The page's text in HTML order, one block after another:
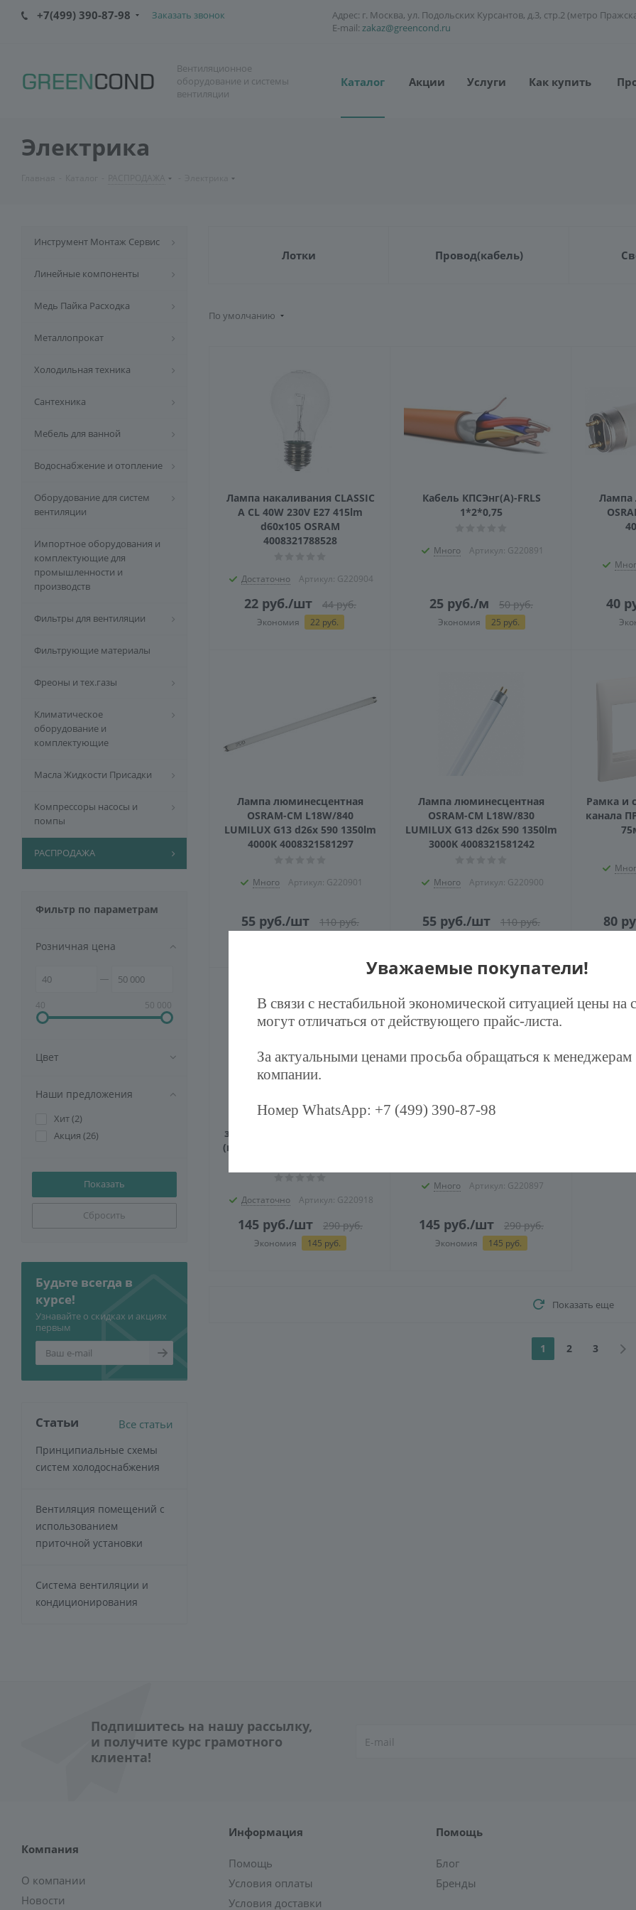
+7(499) 390-87-98 Заказать звонок
Адрес: г. Москва, ул. Подольских Курсантов, д.3, стр.2 (метро
E-mail: zakaz@greencond.ru
Вентиляционное
оборудование и системы
вентиляции
Каталог Акции Услуги Как купить
Электрика
Лотки Провод(кабель)
По умолчанию
Лампа накаливания CLASSIC
A CL 40W 230V E27 415lm
d60x105 OSRAM
4008321788528
Достаточно Артикул: G220904
22 руб./шт 44руб.
Экономия 22 руб.
Кабель КПСЭнг(А)-FRLS
1*2*0,75
Много Артикул: G220891
25 руб./м 50руб.
Экономия 25 руб.
Лампа
40
Лампа люминесцентная
OSRAM-CM L18W/840
LUMILUX G13 d26x 590 1350lm
4000K 4008321581297
Много Артикул: G220901
55 руб./шт 110руб.
Лампа люминесцентная
OSRAM-CM L18W/830
LUMILUX G13 d26x 590 1350lm
3000K 4008321581242
Много Артикул: G220900
55 руб./шт 110руб.
Рамка и
канала
80
Розетка РКС-20-30-П-К с
заземляющим контактом 2к
(на 2 модуля) ПРАЙМЕР белая
Достаточно Артикул: G220918
145 руб./шт 290руб.
Экономия 145 руб.
Лампа OSRAM DULUX D/E
Много Артикул: G220897
145 руб./шт 290руб.
Экономия 145 руб.
Показать еще
1 2 3
Инструмент Монтаж Сервис
Линейные компоненты
Медь Пайка Расходка
Металлопрокат
Холодильная техника
Сантехника
Мебель для ванной
Водоснабжение и отопление
Оборудование для систем
вентиляции
Импортное оборудования и
комплектующие для
промышленности и
производств
Фильтры для вентиляции
Фильтрующие материалы
Фреоны и тех.газы
Климатическое
оборудование и
комплектующие
Масла Жидкости Присадки
Компрессоры насосы и
помпы
РАСПРОДАЖА
Фильтр по параметрам
Розничная цена
40 50 000
Цвет
Наши предложения
Хит (2)
Акция (26)
Сбросить
Будьте всегда в
курсе!
Узнавайте о скидках и акциях
первым
Статьи Все статьи
Принципиальные схемы
систем холодоснабжения
Вентиляция помещений с
использованием
приточной установки
Система вентиляции и
кондиционирования
Подпишитесь на нашу рассылку,
и получите курс грамотного
клиента!
Компания
О компании
Новости
Информация
Помощь
Условия оплаты
Условия доставки
Помощь
Блог
Бренды
Уважаемые покупатели!
В связи с нестабильной экономической ситуацией цены на
могут отличаться от действующего прайс-листа.
За актуальными ценами просьба обращаться к менеджерам
компании.
Номер WhatsApp: +7 (499) 390-87-98